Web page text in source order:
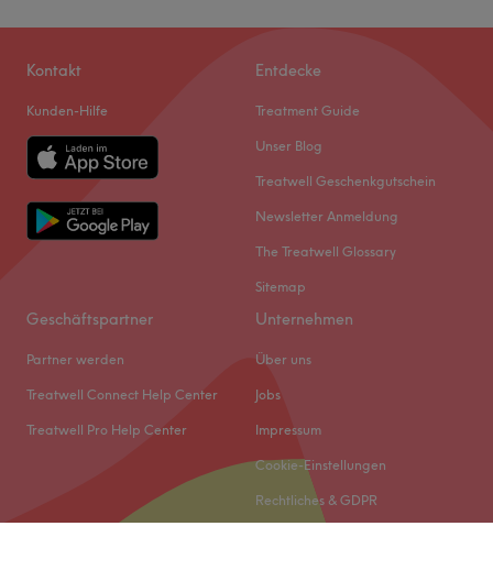
Kontakt
Kunden-Hilfe
Entdecke
Treatment Guide
Unser Blog
Treatwell Geschenkgutschein
Newsletter Anmeldung
The Treatwell Glossary
Sitemap
Geschäftspartner
Partner werden
Treatwell Connect Help Center
Treatwell Pro Help Center
Unternehmen
Über uns
Jobs
Impressum
Cookie-Einstellungen
Rechtliches & GDPR